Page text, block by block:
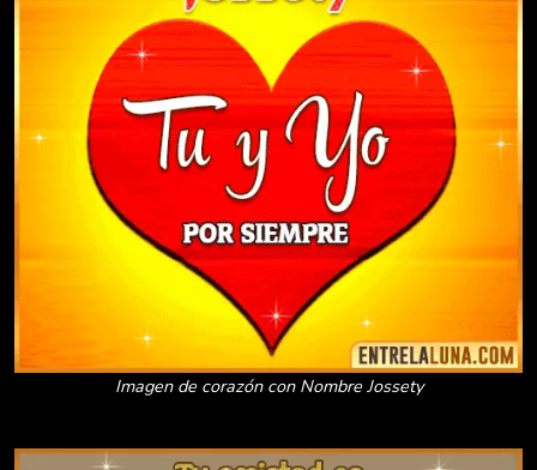
Imagen de corazón con Nombre Jossety